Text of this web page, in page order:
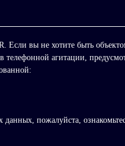
Если вы не хотите быть
телефонной агитации,
пожалуйста,